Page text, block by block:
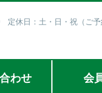
定休日：土・日・祝（ご
わせ 会